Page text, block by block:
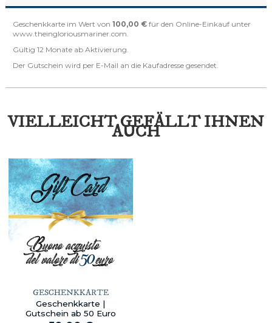
Geschenkkarte im Wert von 100,00 €für den Online-Einkauf unter
www.theingloriousmariner.com.
Gültig 12 Monate ab Aktivierung.
Der Gutschein wird per E-Mail an die Kaufadresse gesendet.
VIELLEICHT GEFÄLLT IHNEN
AUCH
GESCHENKKARTE
Geschenkkarte |
Gutschein ab 50 Euro